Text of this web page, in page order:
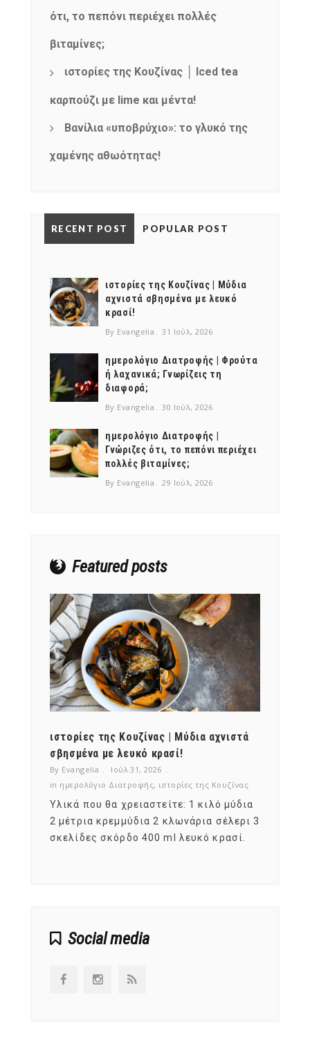
ότι, το πεπόνι περιέχει πολλές
βιταμίνες;
ιστορίες της Κουζίνας │ Iced tea
καρπούζι με lime και μέντα!
Βανίλια «υποβρύχιο»: το γλυκό της
χαμένης αθωότητας!
RECENT POST POPULAR POST
ιστορίες της Κουζίνας | Μύδια
αχνιστά σβησμένα με λευκό
κρασί!
By Evangelia 31 Ιούλ, 2026
ημερολόγιο Διατροφής | Φρούτα
ή λαχανικά; Γνωρίζεις τη
διαφορά;
By Evangelia 30 Ιούλ, 2026
ημερολόγιο Διατροφής |
Γνώριζες ότι, το πεπόνι περιέχει
πολλές βιταμίνες;
By Evangelia 29 Ιούλ, 2026
Featured posts
ιστορίες της Κουζίνας | Μύδια αχνιστά
σβησμένα με λευκό κρασί!
By Evangelia
Ιούλ 31, 2026
in ημερολόγιο Διατροφής, ιστορίες της Κουζίνας
Υλικά που θα χρειαστείτε: 1 κιλό μύδια
2 μέτρια κρεμμύδια 2 κλωνάρια σέλερι 3
σκελίδες σκόρδο 400 ml λευκό κρασί.
Social media